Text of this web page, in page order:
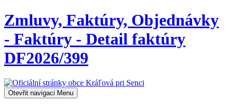
Zmluvy, Faktúry, Objednávky
- Faktúry - Detail faktúry
DF2026/399
Otevřit navigaci Menu